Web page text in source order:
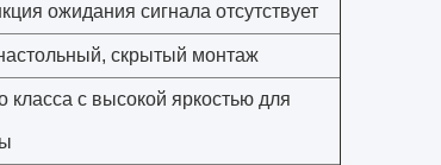
ожидания сигнала отсутствует
скрытый монтаж
с высокой яркостью для